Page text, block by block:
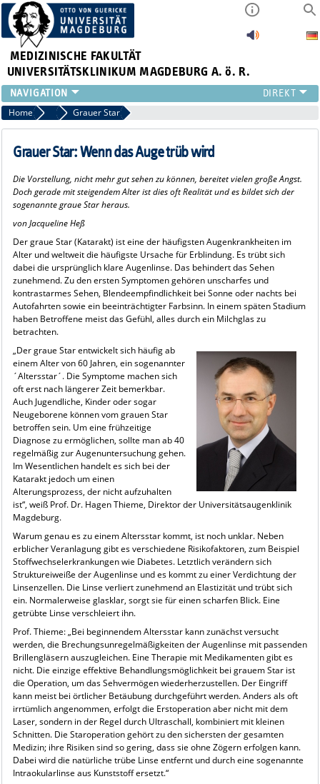
MEDIZINISCHE FAKULTÄT
UNIVERSITÄTSKLINIKUM MAGDEBURG A. ö. R.
INSTITUTE
KLINIKEN
ZENTRALE EINRICHTUNGEN
PRESSE
ÜBER UNS
INTERNATIONAL
Home Ratgeber Gesundheit
Grauer Star
Grauer Star: Wenn das Auge trüb wird
Die Vorstellung, nicht mehr gut sehen zu können, bereitet vielen große Angst.
Doch gerade mit steigendem Alter ist dies oft Realität und es bildet sich der
sogenannte graue Star heraus.
von Jacqueline Heß
Der graue Star (Katarakt) ist eine der häufigsten Augenkrankheiten im
Alter und weltweit die häufigste Ursache für Erblindung. Es trübt sich
dabei die ursprünglich klare Augenlinse. Das behindert das Sehen
zunehmend. Zu den ersten Symptomen gehören unscharfes und
kontrastarmes Sehen, Blendeempfindlichkeit bei Sonne oder nachts bei
Autofahrten sowie ein beeinträchtigter Farbsinn. In einem späten Stadium
haben Betroffene meist das Gefühl, alles durch ein Milchglas zu
betrachten.
„Der graue Star entwickelt sich häufig ab
einem Alter von 60 Jahren, ein sogenannter
´Altersstar´. Die Symptome machen sich
oft erst nach längerer Zeit bemerkbar.
Auch Jugendliche, Kinder oder sogar
Neugeborene können vom grauen Star
betroffen sein. Um eine frühzeitige
Diagnose zu ermöglichen, sollte man ab 40
regelmäßig zur Augenuntersuchung gehen.
Im Wesentlichen handelt es sich bei der
Katarakt jedoch um einen
Alterungsprozess, der nicht aufzuhalten
ist“, weiß Prof. Dr. Hagen Thieme, Direktor der Universitätsaugenklinik
Magdeburg.
Warum genau es zu einem Altersstar kommt, ist noch unklar. Neben
erblicher Veranlagung gibt es verschiedene Risikofaktoren, zum Beispiel
Stoffwechselerkrankungen wie Diabetes. Letztlich verändern sich
Struktureiweiße der Augenlinse und es kommt zu einer Verdichtung der
Linsenzellen. Die Linse verliert zunehmend an Elastizität und trübt sich
ein. Normalerweise glasklar, sorgt sie für einen scharfen Blick. Eine
getrübte Linse verschleiert ihn.
Prof. Thieme: „Bei beginnendem Altersstar kann zunächst versucht
werden, die Brechungsunregelmäßigkeiten der Augenlinse mit passenden
Brillengläsern auszugleichen. Eine Therapie mit Medikamenten gibt es
nicht. Die einzige effektive Behandlungsmöglichkeit bei grauem Star ist
die Operation, um das Sehvermögen wiederherzustellen. Der Eingriff
kann meist bei örtlicher Betäubung durchgeführt werden. Anders als oft
irrtümlich angenommen, erfolgt die Erstoperation aber nicht mit dem
Laser, sondern in der Regel durch Ultraschall, kombiniert mit kleinen
Schnitten. Die Staroperation gehört zu den sichersten der gesamten
Medizin; ihre Risiken sind so gering, dass sie ohne Zögern erfolgen kann.
Dabei wird die natürliche trübe Linse entfernt und durch eine sogenannte
Intraokularlinse aus Kunststoff ersetzt.“